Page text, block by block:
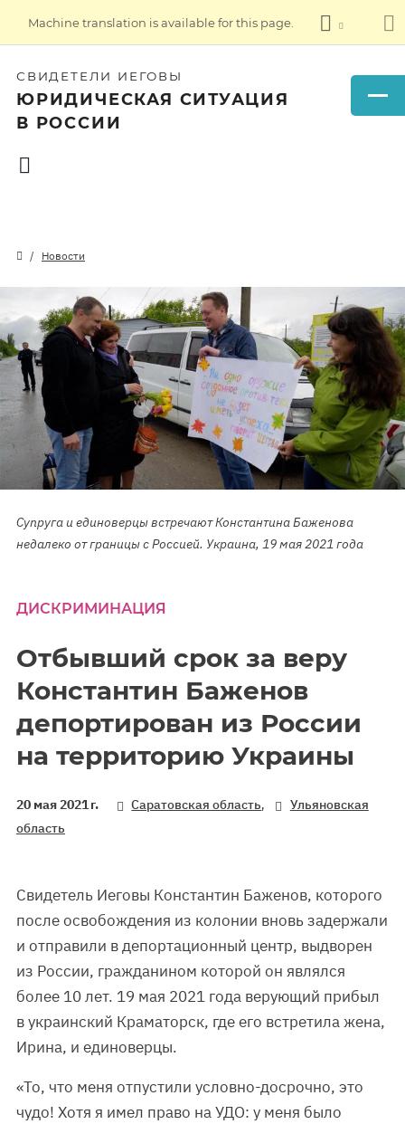
Machine translation is available for this page.
СВИДЕТЕЛИ ИЕГОВЫ
ЮРИДИЧЕСКАЯ СИТУАЦИЯ
В РОССИИ
Новости
Супруга и единоверцы встречают Константина Баженова
недалеко от границы с Россией. Украина, 19 мая 2021 года
ДИСКРИМИНАЦИЯ
Отбывший срок за веру
Константин Баженов
депортирован из России
на территорию Украины
20 мая 2021 г. Саратовская область,
Ульяновская
область
Свидетель Иеговы Константин Баженов, которого
после освобождения из колонии вновь задержали
и отправили в депортационный центр, выдворен
из России, гражданином которой он являлся
более 10 лет. 19 мая 2021 года верующий прибыл
в украинский Краматорск, где его встретила жена,
Ирина, и единоверцы.
«То, что меня отпустили условно-досрочно, это
чудо! Хотя я имел право на УДО: у меня было